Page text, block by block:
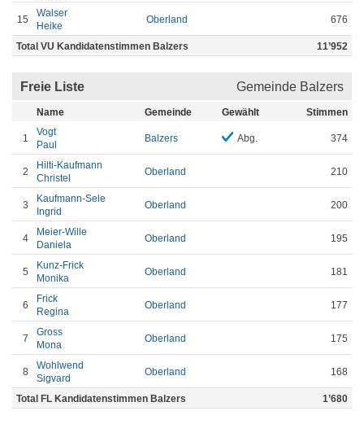
15
Walser
Heike
Oberland 676
Total VU Kandidatenstimmen Balzers 11’952
Freie Liste Gemeinde Balzers
Name Gemeinde Gewählt Stimmen
1
Vogt
Paul
Balzers Abg. 374
2
Hilti-Kaufmann
Christel
Oberland 210
3
Kaufmann-Sele
Ingrid
Oberland 200
4
Meier-Wille
Daniela
Oberland 195
5
Kunz-Frick
Monika
Oberland 181
6
Frick
Regina
Oberland 177
7
Gross
Mona
Oberland 175
8
Wohlwend
Sigvard
Oberland 168
Total FL Kandidatenstimmen Balzers 1’680